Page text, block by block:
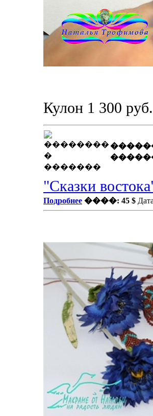
Кулон 1 300
"Сказки
Подробнее ����: 45 $